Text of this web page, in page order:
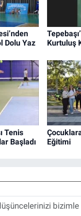
Dolu Yaz
Kurtuluş
Tenis
Başladı
Eğitimi